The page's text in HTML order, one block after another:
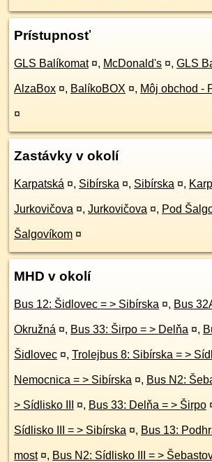
Prístupnosť
GLS Balíkomat ¤, McDonald's ¤, GLS
AlzaBox ¤, BalíkoBOX ¤, Môj obchod -
¤
Zastávky v okolí
Karpatská ¤, Sibírska ¤, Sibírska ¤,
Jurkovičova ¤, Jurkovičova ¤, Pod
Šalgovíkom ¤
MHD v okolí
Bus 12: Šidlovec = > Sibírska ¤, Bus
Okružná ¤, Bus 33: Širpo = > Delňa ¤,
Šidlovec ¤, Trolejbus 8:
Nemocnica = > Sibírska ¤, Bus N2:
> Sídlisko III ¤, Bus 33: Delňa = > Širpo
Sídlisko III = > Sibírska ¤, Bus 13:
most ¤, Bus N2: Sídlisko III = >